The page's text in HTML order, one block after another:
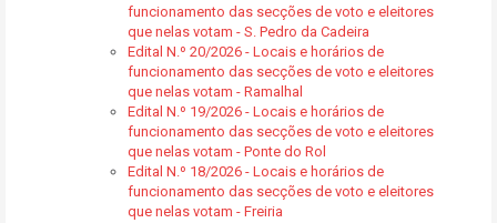
funcionamento das secções de voto e eleitores
que nelas votam - S. Pedro da Cadeira
Edital N.º 20/2026 - Locais e horários de
funcionamento das secções de voto e eleitores
que nelas votam - Ramalhal
Edital N.º 19/2026 - Locais e horários de
funcionamento das secções de voto e eleitores
que nelas votam - Ponte do Rol
Edital N.º 18/2026 - Locais e horários de
funcionamento das secções de voto e eleitores
que nelas votam - Freiria